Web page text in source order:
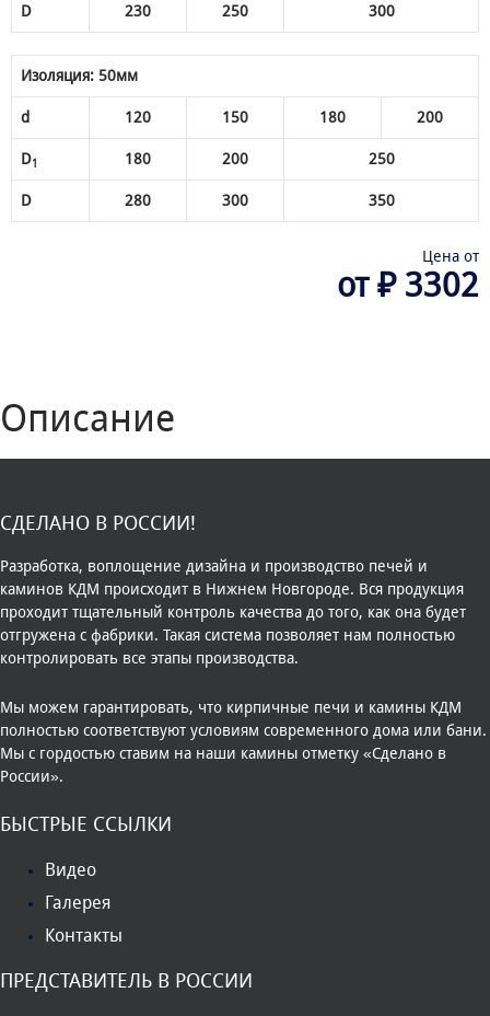
D 230 250 300
Изоляция: 50мм
d 120 150 180 200
D1 180 200 250
D 280 300 350
Цена от
от ₽ 3302
Описание
СДЕЛАНО В РОССИИ!
Разработка, воплощение дизайна и производство печей и
каминов КДМ происходит в Нижнем Новгороде. Вся продукция
проходит тщательный контроль качества до того, как она будет
отгружена с фабрики. Такая система позволяет нам полностью
контролировать все этапы производства.
Мы можем гарантировать, что кирпичные печи и камины КДМ
полностью соответствуют условиям современного дома или бани.
Мы с гордостью ставим на наши камины отметку «Сделано в
России».
БЫСТРЫЕ ССЫЛКИ
Видео
Галерея
Контакты
ПРЕДСТАВИТЕЛЬ В РОССИИ